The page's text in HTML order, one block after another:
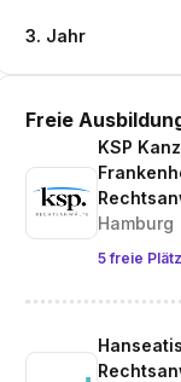
3. Jahr
Freie
KSP
Hamburg
5 freie